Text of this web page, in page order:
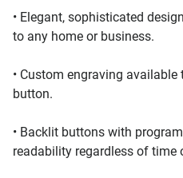
• Elegant, sophisticated
to any home or business.
• Custom engraving
button.
• Backlit buttons with
readability regardless of time